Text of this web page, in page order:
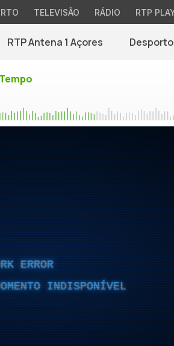
TELEVISÃO RÁDIO RTP
RTP Antena 1 Açores Desporto
ERROR
INDISPONÍVEL